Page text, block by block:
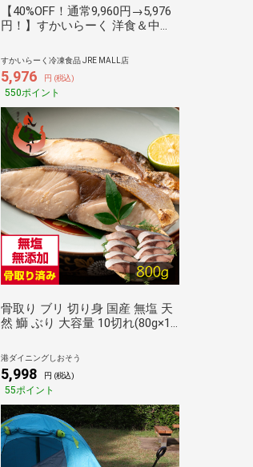
【40%OFF！通常9,960円→5,976
円！】すかいらーく 洋食＆中華
すかいらーく冷凍食品 JRE MALL店
5,976 円 (税込)
550ポイント
骨取り ブリ 切り身 国産 無塩 天
然 鰤 ぶり 大容量 10切れ(80g×10
鮮 ブリ切り身 お祝い 美味しい
魚 魚介 海産物 おかず おつまみ
乾き物 酒の肴 贈り物 お取り寄せ
食べ物
港ダイニングしおそう
5,998 円 (税込)
55ポイント